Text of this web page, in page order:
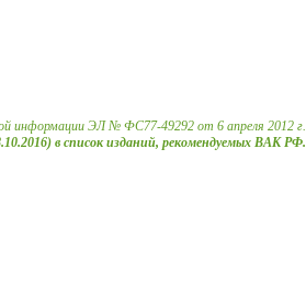
информации ЭЛ № ФС77-49292 от 6 апреля 2012 г.
в список изданий, рекомендуемых ВАК РФ.